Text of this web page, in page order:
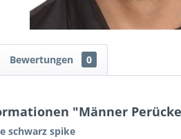
Bewertungen 0
"Männer
schwarz spike